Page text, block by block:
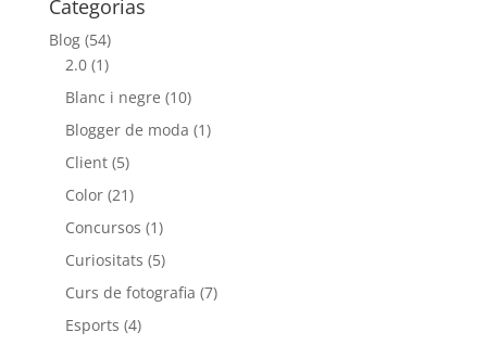
Categorias
Blog(54)
2.0(1)
Blanc i negre (10)
Blogger de moda (1)
Client(5)
Color(21)
Concursos (1)
Curiositats (5)
Curs de fotografia (7)
Esports (4)